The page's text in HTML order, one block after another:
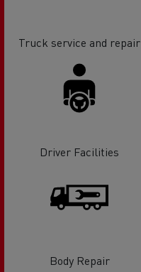
Truck service and repair
Driver Facilities
Body Repair